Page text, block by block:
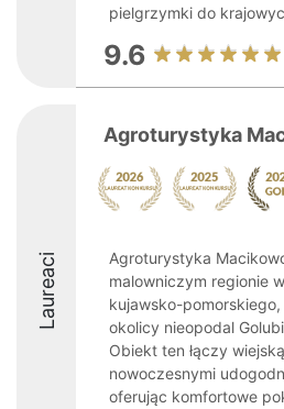
pielgrzymki do
9.6
Laureaci
Agroturystyka
Agroturystyka
malowniczym regionie
kujawsko-
okolicy nieopodal
Obiekt ten łączy
nowoczesnymi
oferując komfortowe